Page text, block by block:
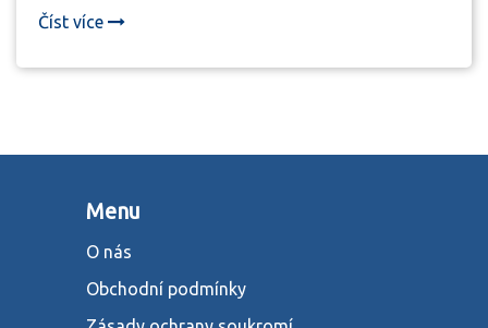
Číst více
Menu
O nás
Obchodní podmínky